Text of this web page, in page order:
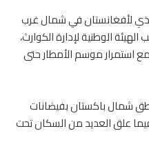
لأفغانستان في شمال غرب
356 وفاة، حسب الهيئة الوطنية لإدارة الكوارث،
استمرار موسم الأمطار حتى
شمال باكستان بفيضانات
علق العديد من السكان تحت